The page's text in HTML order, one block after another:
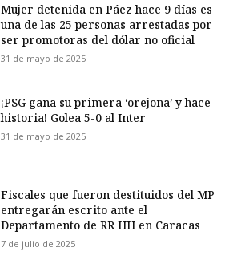
Mujer detenida en Páez hace 9 días es
una de las 25 personas arrestadas por
ser promotoras del dólar no oficial
31 de mayo de 2025
¡PSG gana su primera ‘orejona’ y hace
historia! Golea 5-0 al Inter
31 de mayo de 2025
Fiscales que fueron destituidos del MP
entregarán escrito ante el
Departamento de RR HH en Caracas
7 de julio de 2025